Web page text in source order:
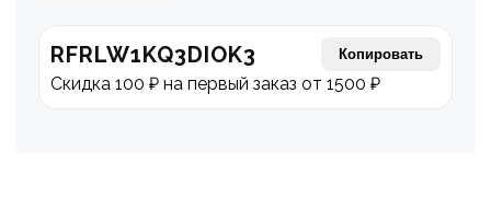
RFRLW1KQ3DIOK3 Копировать
Скидка 100 ₽ на первый заказ от 1500 ₽